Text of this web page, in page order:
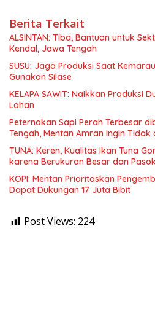
Berita Terkait
ALSINTAN: Tiba, Bantuan untuk
Kendal, Jawa Tengah
SUSU: Jaga Produksi Saat
Gunakan Silase
KELAPA SAWIT: Naikkan Produksi
Lahan
Peternakan Sapi Perah Terbesar
Tengah, Mentan Amran Ingin
TUNA: Keren, Kualitas Ikan Tuna
karena Berukuran Besar dan
KOPI: Mentan Prioritaskan
Dapat Dukungan 17 Juta Bibit
Post Views: 224